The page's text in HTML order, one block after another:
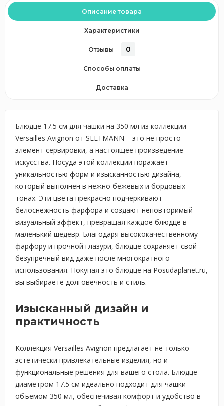
Описание товара
Характеристики
Отзывы 0
Способы оплаты
Доставка
Блюдце 17.5 см для чашки на 350 мл из коллекции
Versailles Avignon от SELTMANN – это не просто
элемент сервировки, а настоящее произведение
искусства. Посуда этой коллекции поражает
уникальностью форм и изысканностью дизайна,
который выполнен в нежно-бежевых и бордовых
тонах. Эти цвета прекрасно подчеркивают
белоснежность фарфора и создают неповторимый
визуальный эффект, превращая каждое блюдце в
маленький шедевр. Благодаря высококачественному
фарфору и прочной глазури, блюдце сохраняет свой
безупречный вид даже после многократного
использования. Покупая это блюдце на Posudaplanet.ru,
вы выбираете долговечность и стиль.
Изысканный дизайн и
практичность
Коллекция Versailles Avignon предлагает не только
эстетически привлекательные изделия, но и
функциональные решения для вашего стола. Блюдце
диаметром 17.5 см идеально подходит для чашки
объемом 350 мл, обеспечивая комфорт и удобство в